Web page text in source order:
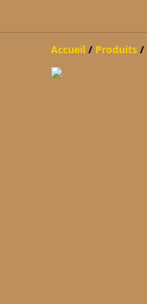
Accueil / Produits /